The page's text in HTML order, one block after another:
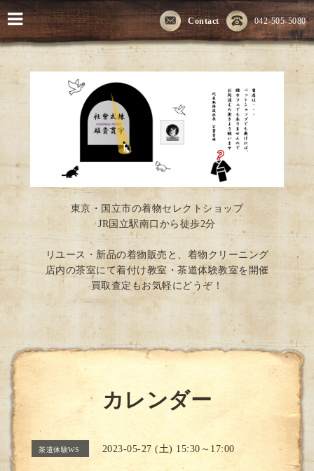
042-505-5080
Contact
東京・国立市の着物セレクトショップ
JR国立駅南口から徒歩2分
リユース・新品の着物販売と、着物クリーニング
店内の茶室にて着付け教室・茶道体験教室を開催
買取査定もお気軽にどうぞ！
カレンダー
茶道体験WS 2023-05-27 (土) 15:30～17:00